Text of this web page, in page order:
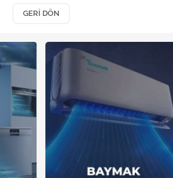
Musluk
Soğutma Sistemleri
Şofben ve Termosifon
GERI DÖN